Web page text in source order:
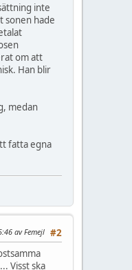
inte
sonen hade
om att
Han blir
medan
fatta egna
#2
av Femejl
Visst ska